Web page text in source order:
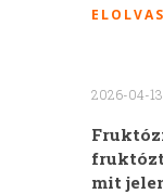
2026-04-13
mit